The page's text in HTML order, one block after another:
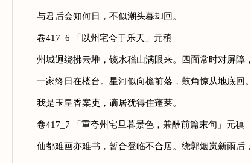
与君后会知何日，不似潮头暮却回。
卷417_6 「以州宅夸于乐天」元稹
州城迥绕拂云堆，镜水稽山满眼来。四面常时对屏障，
一家终日在楼台。星河似向檐前落，鼓角惊从地底回。
我是玉皇香案吏，谪居犹得住蓬莱。
卷417_7 「重夸州宅旦暮景色，兼酬前篇末句」元稹
仙都难画亦难书，暂合登临不合居。绕郭烟岚新雨后，